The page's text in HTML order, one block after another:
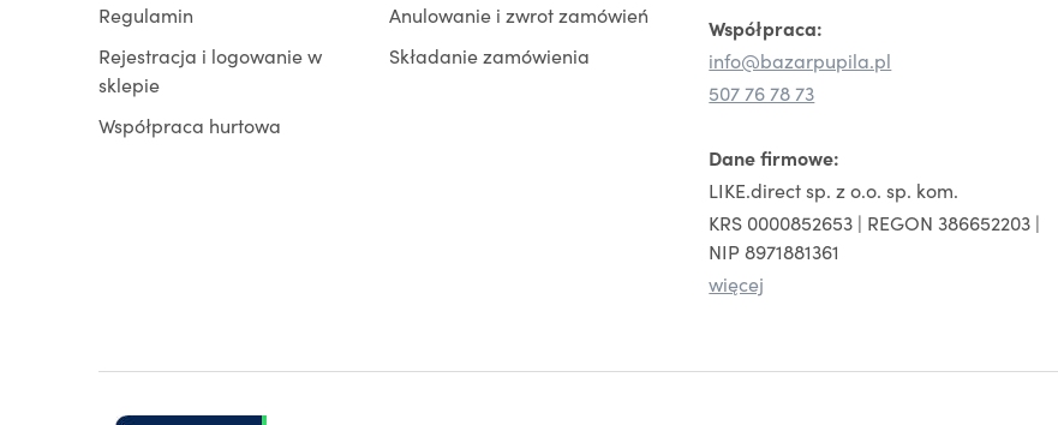
Regulamin
Anulowanie i zwrot zamówień
Rejestracja i logowanie w
sklepie
Składanie zamówienia
Współpraca hurtowa
Współpraca:
info@bazarpupila.pl
507 76 78 73
Dane firmowe:
LIKE.direct sp. z o.o. sp. kom.
KRS 0000852653 | REGON 386652203 |
NIP 8971881361
więcej